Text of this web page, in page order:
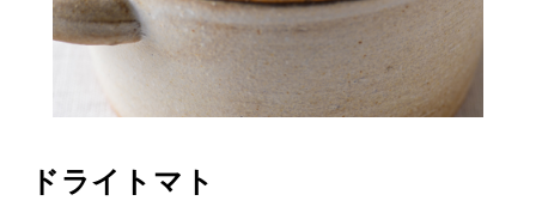
ドライトマト